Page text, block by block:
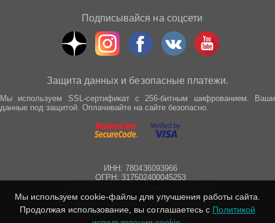
Подписывайся на соцсети
Защита данных и безопасные платежи.
Мы используем SSL-сертификат с 256-битным шифрованием. Ваши
данные под защитой. Оплачивайте на сайте безопасно.
ИНН: 780436093966
ОГРН: 317502400045253
Все права защищены © 2012 - 2025 wepro.ru
Мы используем cookie-файлы для улучшения работы сайта.
Продолжая использование, вы соглашаетесь с Политикой